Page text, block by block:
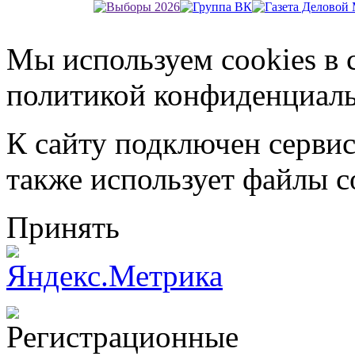
Мы используем cookies в
политикой
К сайту подключен
также использует файлы
Принять